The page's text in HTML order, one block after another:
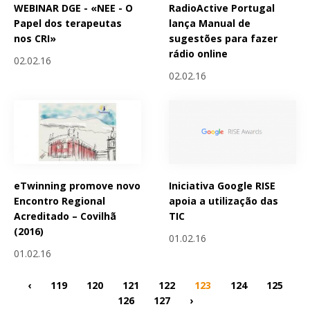
WEBINAR DGE - «NEE - O
Papel dos terapeutas
nos CRI»
02.02.16
RadioActive Portugal
lança Manual de
sugestões para fazer
rádio online
02.02.16
eTwinning promove novo
Encontro Regional
Acreditado – Covilhã
(2016)
01.02.16
Iniciativa Google RISE
apoia a utilização das
TIC
01.02.16
‹ 119 120 121 122 123 124
125
126
127 ›